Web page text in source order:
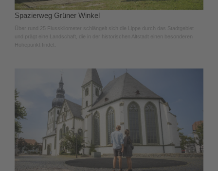
Spazierweg Grüner Winkel
Über rund 25 Flusskilometer schlängelt sich die Lippe durch das Stadtgebiet
und prägt eine Landschaft, die in der historischen Altstadt einen besonderen
Höhepunkt findet.